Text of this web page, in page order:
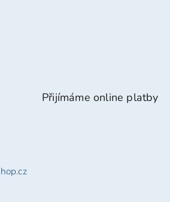
Přijímáme online platby